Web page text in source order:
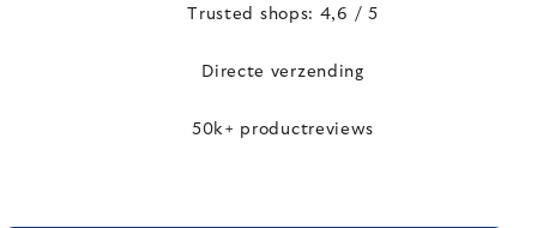
Trusted shops: 4,6 / 5
Directe verzending
50k+ productreviews